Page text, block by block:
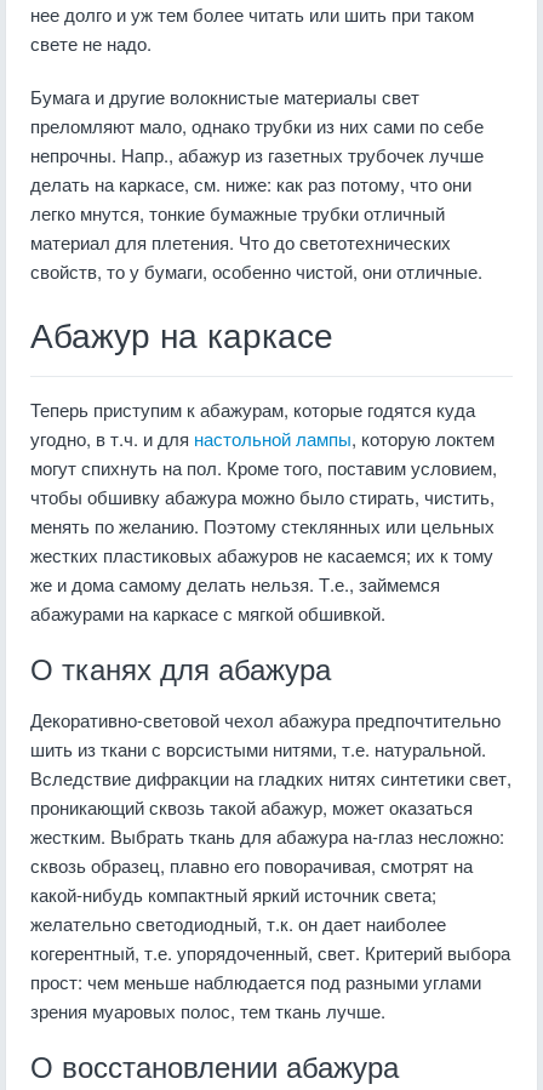
нее долго и уж тем более читать или шить при таком
свете не надо.
Бумага и другие волокнистые материалы свет
преломляют мало, однако трубки из них сами по себе
непрочны. Напр., абажур из газетных трубочек лучше
делать на каркасе, см. ниже: как раз потому, что они
легко мнутся, тонкие бумажные трубки отличный
материал для плетения. Что до светотехнических
свойств, то у бумаги, особенно чистой, они отличные.
Абажур на каркасе
Теперь приступим к абажурам, которые годятся куда
угодно, в т.ч. и для настольной лампы, которую локтем
могут спихнуть на пол. Кроме того, поставим условием,
чтобы обшивку абажура можно было стирать, чистить,
менять по желанию. Поэтому стеклянных или цельных
жестких пластиковых абажуров не касаемся; их к тому
же и дома самому делать нельзя. Т.е., займемся
абажурами на каркасе с мягкой обшивкой.
О тканях для абажура
Декоративно-световой чехол абажура предпочтительно
шить из ткани с ворсистыми нитями, т.е. натуральной.
Вследствие дифракции на гладких нитях синтетики свет,
проникающий сквозь такой абажур, может оказаться
жестким. Выбрать ткань для абажура на-глаз несложно:
сквозь образец, плавно его поворачивая, смотрят на
какой-нибудь компактный яркий источник света;
желательно светодиодный, т.к. он дает наиболее
когерентный, т.е. упорядоченный, свет. Критерий выбора
прост: чем меньше наблюдается под разными углами
зрения муаровых полос, тем ткань лучше.
О восстановлении абажура